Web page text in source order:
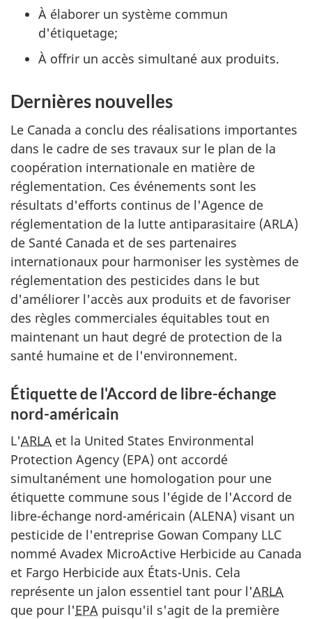
À élaborer un système commun
d'étiquetage;
À offrir un accès simultané aux produits.
Dernières nouvelles
Le Canada a conclu des réalisations importantes
dans le cadre de ses travaux sur le plan de la
coopération internationale en matière de
réglementation. Ces événements sont les
résultats d'efforts continus de l'Agence de
réglementation de la lutte antiparasitaire (ARLA)
de Santé Canada et de ses partenaires
internationaux pour harmoniser les systèmes de
réglementation des pesticides dans le but
d'améliorer l'accès aux produits et de favoriser
des règles commerciales équitables tout en
maintenant un haut degré de protection de la
santé humaine et de l'environnement.
Étiquette de l'Accord de libre-échange
nord-américain
L'ARLA et la United States Environmental
Protection Agency (EPA) ont accordé
simultanément une homologation pour une
étiquette commune sous l'égide de l'Accord de
libre-échange nord-américain (ALENA) visant un
pesticide de l'entreprise Gowan Company LLC
nommé Avadex MicroActive Herbicide au Canada
et Fargo Herbicide aux États-Unis. Cela
représente un jalon essentiel tant pour l'ARLA
que pour l'EPA puisqu'il s'agit de la première